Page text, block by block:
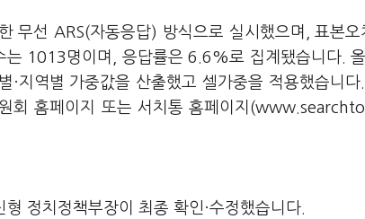
무선 ARS(자동응답) 방식으로 실시했으며, 표본
1013명이며, 응답률은 6.6%로 집계됐습니다.
·지역별 가중값을 산출했고 셀가중을 적용했습니
회 홈페이지 또는 서치통 홈페이지
정치정책부장이 최종 확인·수정했습니다.